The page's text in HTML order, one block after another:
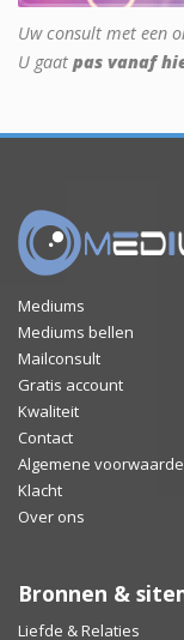
Uw consult met een
U gaat pas vanaf
Mediums
Mediums bellen
Mailconsult
Gratis account
Kwaliteit
Contact
Algemene
Klacht
Over ons
Bronnen &
Liefde & Relaties